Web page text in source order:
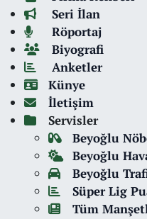
Seri İlan
Röportaj
Biyografi
Anketler
Künye
İletişim
Servisler
Beyoğlu
Beyoğlu
Beyoğlu
Süper Lig
Tüm